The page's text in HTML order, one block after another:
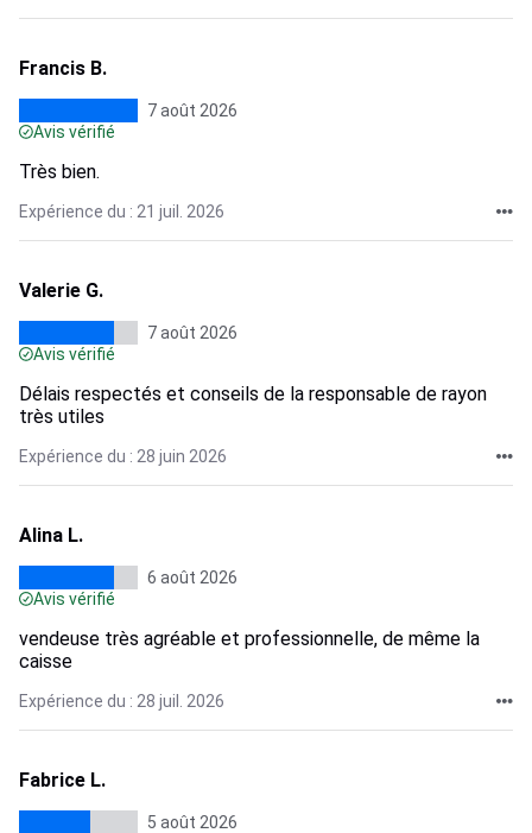
Francis B.
7 août 2026
Avis vérifié
Très bien.
Expérience du : 21 juil. 2026
Valerie G.
7 août 2026
Avis vérifié
Délais respectés et conseils de la responsable de rayon
très utiles
Expérience du : 28 juin 2026
Alina L.
6 août 2026
Avis vérifié
vendeuse très agréable et professionnelle, de même la
caisse
Expérience du : 28 juil. 2026
Fabrice L.
5 août 2026